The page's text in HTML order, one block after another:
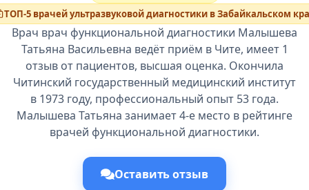
ТОП-5 врачей ультразвуковой диагностики в Забайкальском
Врач врач функциональной диагностики Малышева
Татьяна Васильевна ведёт приём в Чите, имеет 1
отзыв от пациентов, высшая оценка. Окончила
Читинский государственный медицинский институт
в 1973 году, профессиональный опыт 53 года.
Малышева Татьяна занимает 4-е место в рейтинге
врачей функциональной диагностики.
Оставить отзыв